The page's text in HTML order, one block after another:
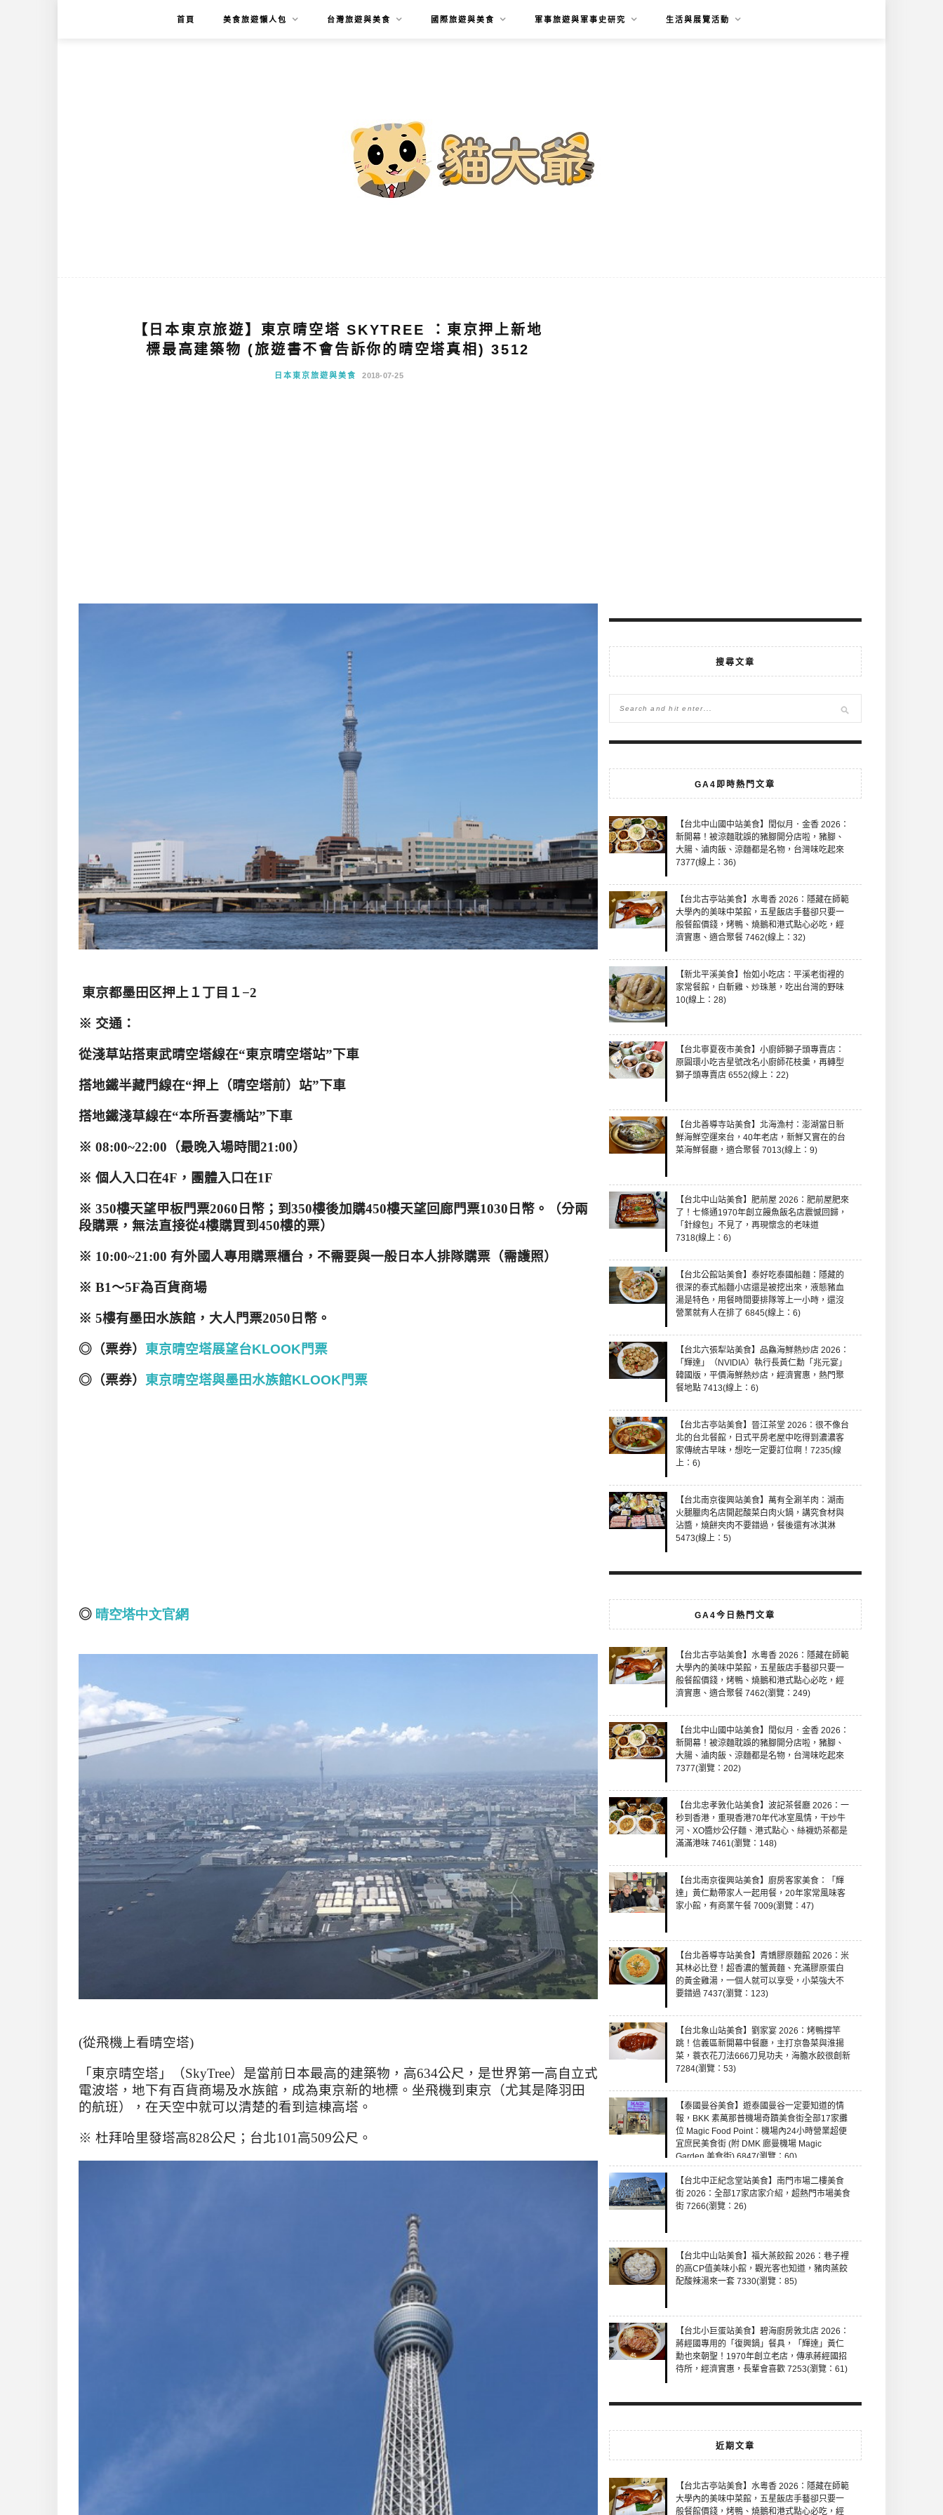
首頁 美食旅遊懶人包 台灣旅遊與美食 國際旅遊與美食 軍事旅遊與軍事史研究 生活與展覽活動
【日本東京旅遊】東京晴空塔 SKYTREE ：東京押上新地
標最高建築物 (旅遊書不會告訴你的晴空塔真相) 3512
日本東京旅遊與美食 2018-07-25
東京都墨田区押上１丁目１−2
※ 交通：
從淺草站搭東武晴空塔線在“東京晴空塔站”下車
搭地鐵半藏門線在“押上（晴空塔前）站”下車
搭地鐵淺草線在“本所吾妻橋站”下車
※ 08:00~22:00 （最晚入場時間21:00）
※ 個人入口在4F ，團體入口在1F
※ 350樓天望甲板門票2060 日幣；到 350樓後加購450樓天望回廊門票1030 日幣。（分兩
段購票，無法直接從4樓購買到 450樓的票）
※ 10:00~21:00 有外國人專用購票櫃台，不需要與一般日本人排隊購票（需護照）
※ B1～5F為百貨商場
※ 5樓有墨田水族館，大人門票2050 日幣。
◎（票券） 東京晴空塔展望台KLOOK門票
◎（票券） 東京晴空塔與墨田水族館KLOOK門票
◎ 晴空塔中文官網
(從飛機上看晴空塔)
「東京晴空塔」（SkyTree）是當前日本最高的建築物，高634公尺，是世界第一高自立式
電波塔，地下有百貨商場及水族館，成為東京新的地標。坐飛機到東京（尤其是降羽田
的航班），在天空中就可以清楚的看到這棟高塔。
※ 杜拜哈里發塔高828公尺；台北101 高509公尺。
搜尋文章
GA4即時熱門文章
【台北中山國中站美食】閏似月．金香 2026：
新開幕！被涼麵耽誤的豬腳開分店啦，豬腳、
大腸、滷肉飯、涼麵都是名物，台灣味吃起來
7377(線上：36)
【台北古亭站美食】水粵香 2026：隱藏在師範
大學內的美味中菜館，五星飯店手藝卻只要一
般餐館價錢，烤鴨、燒鵝和港式點心必吃，經
濟實惠、適合聚餐 7462(線上：32)
【新北平溪美食】怡如小吃店：平溪老街裡的
家常餐館，白斬雞、炒珠蔥，吃出台灣的野味
10(線上：28)
【台北寧夏夜市美食】小廚師獅子頭專賣店：
原圓環小吃吉星號改名小廚師花枝羹，再轉型
獅子頭專賣店 6552(線上：22)
【台北善導寺站美食】北海漁村：澎湖當日新
鮮海鮮空運來台，40年老店，新鮮又實在的台
菜海鮮餐廳，適合聚餐 7013(線上：9)
【台北中山站美食】肥前屋 2026：肥前屋肥來
了！七條通1970年創立饅魚飯名店震憾回歸，
「針線包」不見了，再現懷念的老味道
7318(線上：6)
【台北公館站美食】泰好吃泰國船麵：隱藏的
很深的泰式船麵小店還是被挖出來，液態豬血
湯是特色，用餐時間要排隊等上一小時，還沒
營業就有人在排了 6845(線上：6)
【台北六張犁站美食】品鱻海鮮熱炒店 2026：
「輝達」（NVIDIA）執行長黃仁勳「兆元宴」
韓國版，平價海鮮熱炒店，經濟實惠，熱門聚
餐地點 7413(線上：6)
【台北古亭站美食】晉江茶堂 2026：很不像台
北的台北餐館，日式平房老屋中吃得到濃濃客
家傳統古早味，想吃一定要訂位啊！7235(線
上：6)
【台北南京復興站美食】萬有全涮羊肉：湖南
火腿臘肉名店開起酸菜白肉火鍋，講究食材與
沾醬，燒餅夾肉不要錯過，餐後還有冰淇淋
5473(線上：5)
GA4今日熱門文章
【台北古亭站美食】水粵香 2026：隱藏在師範
大學內的美味中菜館，五星飯店手藝卻只要一
般餐館價錢，烤鴨、燒鵝和港式點心必吃，經
濟實惠、適合聚餐 7462(瀏覽：249)
【台北中山國中站美食】閏似月．金香 2026：
新開幕！被涼麵耽誤的豬腳開分店啦，豬腳、
大腸、滷肉飯、涼麵都是名物，台灣味吃起來
7377(瀏覽：202)
【台北忠孝敦化站美食】波記茶餐廳 2026：一
秒到香港，重現香港70年代冰室風情，干炒牛
河、XO醬炒公仔麵、港式點心、絲襪奶茶都是
滿滿港味 7461(瀏覽：148)
【台北南京復興站美食】廚房客家美食：「輝
達」黃仁勳帶家人一起用餐，20年家常風味客
家小館，有商業午餐 7009(瀏覽：47)
【台北善導寺站美食】青嬌膠原麵館 2026：米
其林必比登！超香濃的蟹黃麵、充滿膠原蛋白
的黃金雞湯，一個人就可以享受，小菜強大不
要錯過 7437(瀏覽：123)
【台北象山站美食】劉家宴 2026：烤鴨撐竿
跳！信義區新開幕中餐廳，主打京魯菜與淮揚
菜，蓑衣花刀法666刀見功夫，海膽水餃很創新
7284(瀏覽：53)
【泰國曼谷美食】遊泰國曼谷一定要知道的情
報，BKK 素萬那普機場奇蹟美食街全部17家攤
位 Magic Food Point：機場內24小時營業超便
宜庶民美食街 (附 DMK 廊曼機場 Magic
Garden 美食街) 6847(瀏覽：60)
【台北中正紀念堂站美食】南門市場二樓美食
街 2026：全部17家店家介紹，超熱門市場美食
街 7266(瀏覽：26)
【台北中山站美食】福大蒸餃館 2026：巷子裡
的高CP值美味小館，觀光客也知道，豬肉蒸餃
配酸辣湯來一套 7330(瀏覽：85)
【台北小巨蛋站美食】碧海廚房敦北店 2026：
蔣經國專用的「復興鍋」餐具，「輝達」黃仁
勳也來朝聖！1970年創立老店，傳承蔣經國招
待所，經濟實惠，長輩會喜歡 7253(瀏覽：61)
近期文章
【台北古亭站美食】水粵香 2026：隱藏在師範
大學內的美味中菜館，五星飯店手藝卻只要一
般餐館價錢，烤鴨、燒鵝和港式點心必吃，經